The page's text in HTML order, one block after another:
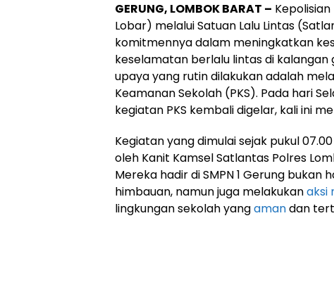
GERUNG, LOMBOK BARAT –
Lobar) melalui Satuan Lalu Lintas
komitmennya dalam meningkatkan
keselamatan berlalu lintas di kalangan
upaya yang rutin dilakukan adalah
Keamanan Sekolah (PKS). Pada hari
kegiatan PKS kembali digelar, kali ini
Kegiatan yang dimulai sejak pukul
oleh Kanit Kamsel Satlantas Polres
Mereka hadir di SMPN 1 Gerung
himbauan, namun juga melakukanaksi
lingkungan sekolah yangamandan